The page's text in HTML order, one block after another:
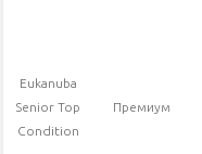
Eukanuba
Senior Top
Condition
Премиум